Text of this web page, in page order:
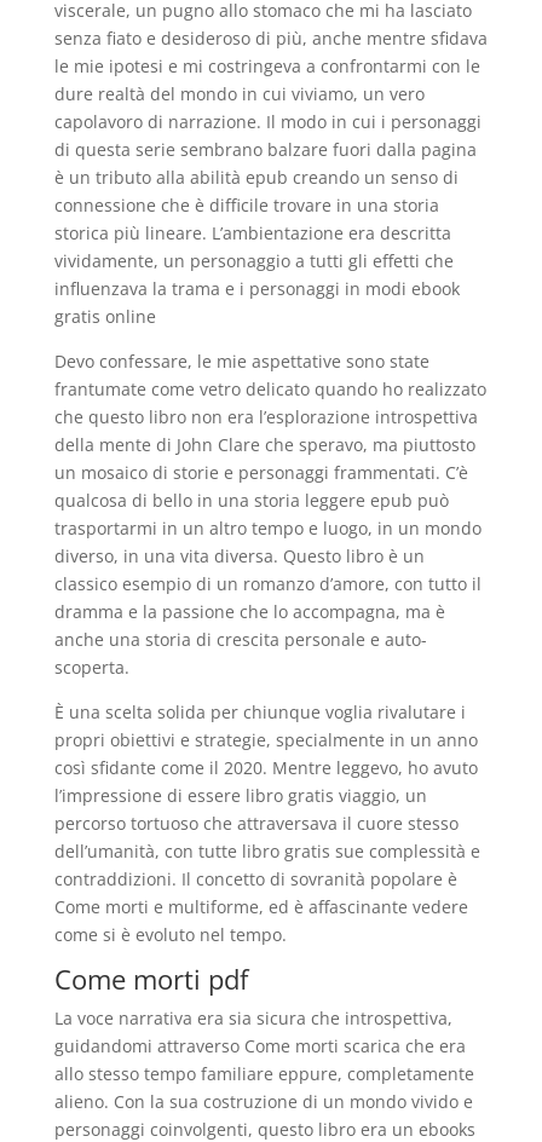
viscerale, un pugno allo stomaco che mi ha lasciato
senza fiato e desideroso di più, anche mentre sfidava
le mie ipotesi e mi costringeva a confrontarmi con le
dure realtà del mondo in cui viviamo, un vero
capolavoro di narrazione. Il modo in cui i personaggi
di questa serie sembrano balzare fuori dalla pagina
è un tributo alla abilità epub creando un senso di
connessione che è difficile trovare in una storia
storica più lineare. L’ambientazione era descritta
vividamente, un personaggio a tutti gli effetti che
influenzava la trama e i personaggi in modi ebook
gratis online
Devo confessare, le mie aspettative sono state
frantumate come vetro delicato quando ho realizzato
che questo libro non era l’esplorazione introspettiva
della mente di John Clare che speravo, ma piuttosto
un mosaico di storie e personaggi frammentati. C’è
qualcosa di bello in una storia leggere epub può
trasportarmi in un altro tempo e luogo, in un mondo
diverso, in una vita diversa. Questo libro è un
classico esempio di un romanzo d’amore, con tutto il
dramma e la passione che lo accompagna, ma è
anche una storia di crescita personale e auto-
scoperta.
È una scelta solida per chiunque voglia rivalutare i
propri obiettivi e strategie, specialmente in un anno
così sfidante come il 2020. Mentre leggevo, ho avuto
l’impressione di essere libro gratis viaggio, un
percorso tortuoso che attraversava il cuore stesso
dell’umanità, con tutte libro gratis sue complessità e
contraddizioni. Il concetto di sovranità popolare è
Come morti e multiforme, ed è affascinante vedere
come si è evoluto nel tempo.
Come morti pdf
La voce narrativa era sia sicura che introspettiva,
guidandomi attraverso Come morti scarica che era
allo stesso tempo familiare eppure, completamente
alieno. Con la sua costruzione di un mondo vivido e
personaggi coinvolgenti, questo libro era un ebooks